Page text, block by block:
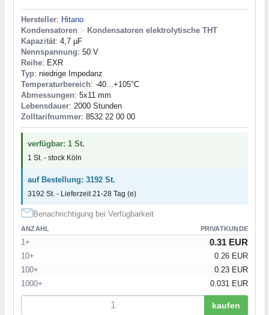
Hersteller: Hitano
Kondensatoren > Kondensatoren elektrolytische THT
Kapazität: 4,7 µF
Nennspannung: 50 V
Reihe: EXR
Typ: niedrige Impedanz
Temperaturbereich: -40...+105°C
Abmessungen: 5x11 mm
Lebensdauer: 2000 Stunden
Zolltarifnummer: 8532 22 00 00
verfügbar: 1 St.
1 St. - stock Köln
auf Bestellung: 3192 St.
3192 St. - Lieferzeit 21-28 Tag (e)
Benachrichtigung bei Verfügbarkeit
ANZAHL PRIVATKUNDE
1+ 0.31 EUR
10+
0.26 EUR
100+
0.23 EUR
1000+
0.031 EUR
kaufen